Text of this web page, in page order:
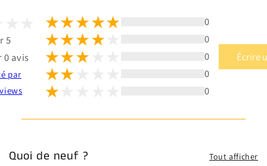
5
0 avis
par
0
0
0
0
0
Écrire
Quoi de neuf ? Tout afficher